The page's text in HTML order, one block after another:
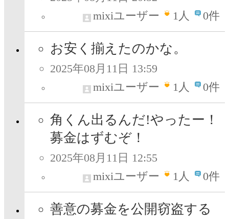
mixiユーザー
1人 0件
お安く揃えたのかな。
2025年08月11日 13:59
mixiユーザー
1人 0件
角くん出るんだ!やったー！
募金はずむぞ！
2025年08月11日 12:55
mixiユーザー
1人 0件
善意の募金を公開窃盗する